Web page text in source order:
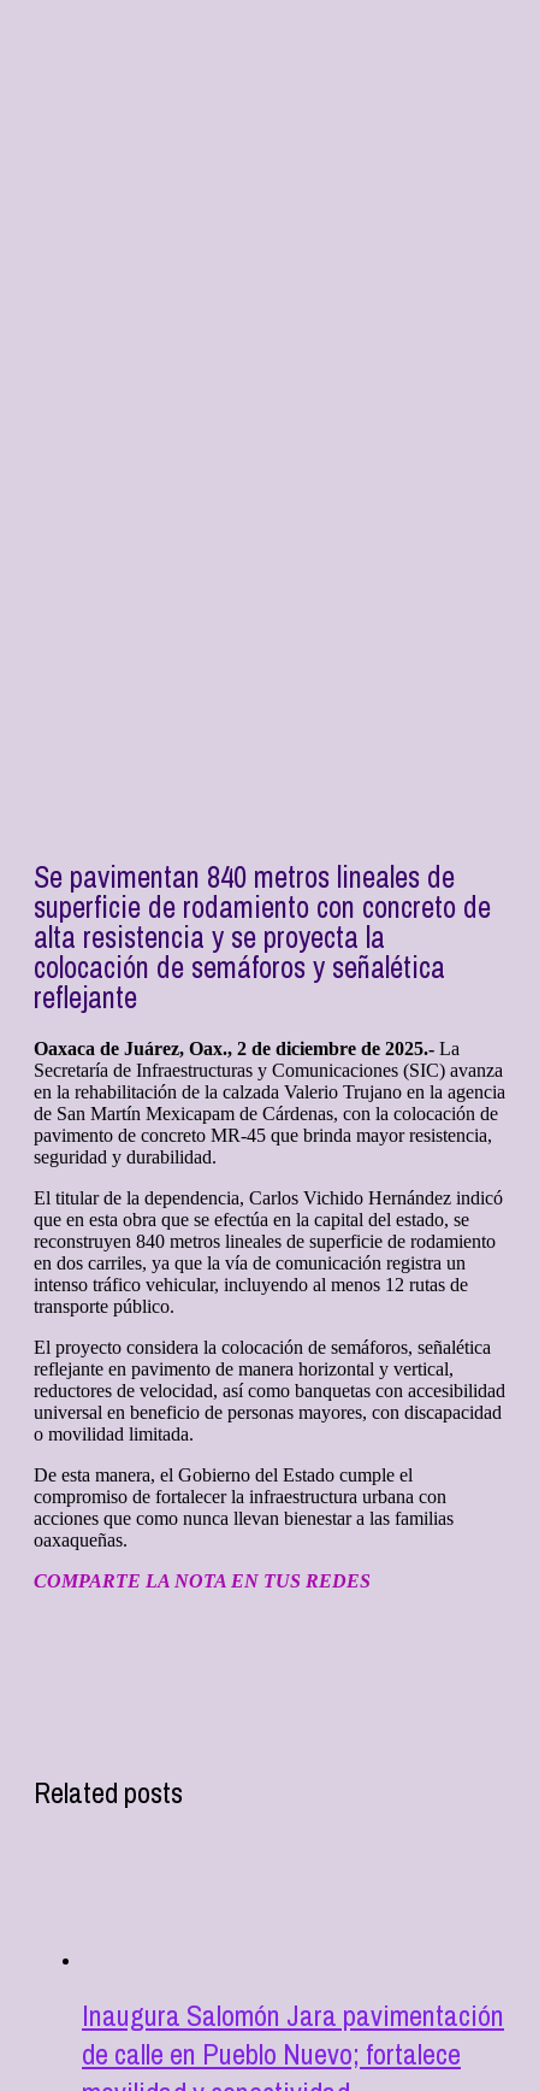
Se pavimentan 840 metros lineales de
superficie de rodamiento con concreto de
alta resistencia y se proyecta la
colocación de semáforos y señalética
reflejante
Oaxaca de Juárez, Oax., 2 de diciembre de 2025.- La
Secretaría de Infraestructuras y Comunicaciones (SIC) avanza
en la rehabilitación de la calzada Valerio Trujano en la agencia
de San Martín Mexicapam de Cárdenas, con la colocación de
pavimento de concreto MR-45 que brinda mayor resistencia,
seguridad y durabilidad.
El titular de la dependencia, Carlos Vichido Hernández indicó
que en esta obra que se efectúa en la capital del estado, se
reconstruyen 840 metros lineales de superficie de rodamiento
en dos carriles, ya que la vía de comunicación registra un
intenso tráfico vehicular, incluyendo al menos 12 rutas de
transporte público.
El proyecto considera la colocación de semáforos, señalética
reflejante en pavimento de manera horizontal y vertical,
reductores de velocidad, así como banquetas con accesibilidad
universal en beneficio de personas mayores, con discapacidad
o movilidad limitada.
De esta manera, el Gobierno del Estado cumple el
compromiso de fortalecer la infraestructura urbana con
acciones que como nunca llevan bienestar a las familias
oaxaqueñas.
COMPARTE LA NOTA EN TUS REDES
Related posts
Inaugura Salomón Jara pavimentación
de calle en Pueblo Nuevo; fortalece